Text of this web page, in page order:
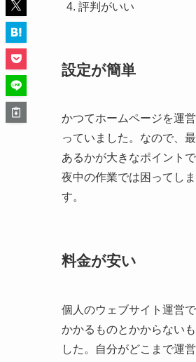
評判がいい
設定が簡単
かつてホームページを運
っていました。なので、
あるかが大きなポイント
夜中の作業では困ってし
す。
料金が安い
個人のウェブサイト運営
かかるものとかからない
した。自分がどこまで運